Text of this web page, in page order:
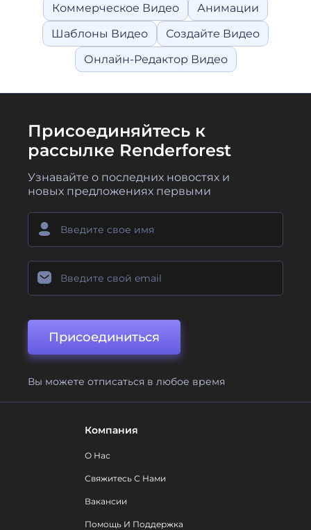
Коммерческое Видео
Анимации
Шаблоны Видео
Создайте Видео
Онлайн-Редактор Видео
Присоединяйтесь к
рассылке Renderforest
Узнавайте о последних новостях и
новых предложениях первыми
Присоединиться
Вы можете отписаться в любое время
Компания
О Нас
Свяжитесь С Нами
Вакансии
Помощь И Поддержка